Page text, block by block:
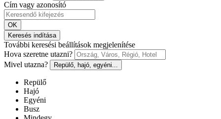
Cím vagy azonosító
OK
Keresés indítása
További keresési beállítások megjelenítése
Hova szeretne utazni?
Mivel utazna?
Repülő, hajó, egyéni...
Repülő
Hajó
Egyéni
Busz